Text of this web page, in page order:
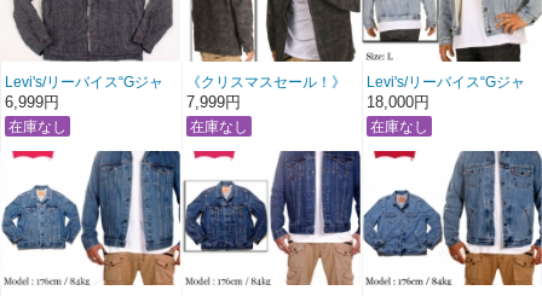
Levi's/リーバイス“Gジャ
ン”裏ボアソフトコットン
ジャケット 【ダークグレ
ー×ナチュラル】〔 アメ
ージング 服 〕
6,999円
《クリスマスセール！》
Levi's/リーバイス迷彩JKT
カバーオール ジャケット
【ウッドランドカモ】〔
アメージング 服 〕
7,999円
Levi's/リーバイス“Gジャ
ン”裏ボアデニムジャケッ
ト 【ヴィンテージストー
ンウォッシュ】〔 アメー
ジング 服 〕
18,000円